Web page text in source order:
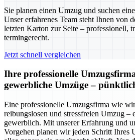
Sie planen einen Umzug und suchen
Unser erfahrenes Team steht Ihnen von
letzten Karton zur Seite – professionell,
termingerecht.
Jetzt schnell vergleichen
Ihre professionelle
gewerbliche Umzüge –
Eine professionelle Umzugsfirma wie
reibungslosen und stressfreien Umzug –
gewerblich. Mit unserer Erfahrung und
Vorgehen planen wir jeden Schritt Ihres